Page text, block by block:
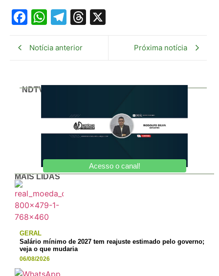
Facebook
WhatsApp
Telegram
Threads
Notícia anterior Próxima notícia
NDTV
Acesso o canal!
MAIS LIDAS
GERAL
Salário mínimo de 2027 tem reajuste estimado pelo governo;
veja o que mudaria
06/08/2026